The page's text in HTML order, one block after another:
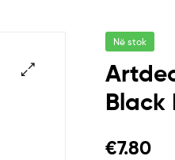
Në stok
Black
€7.80